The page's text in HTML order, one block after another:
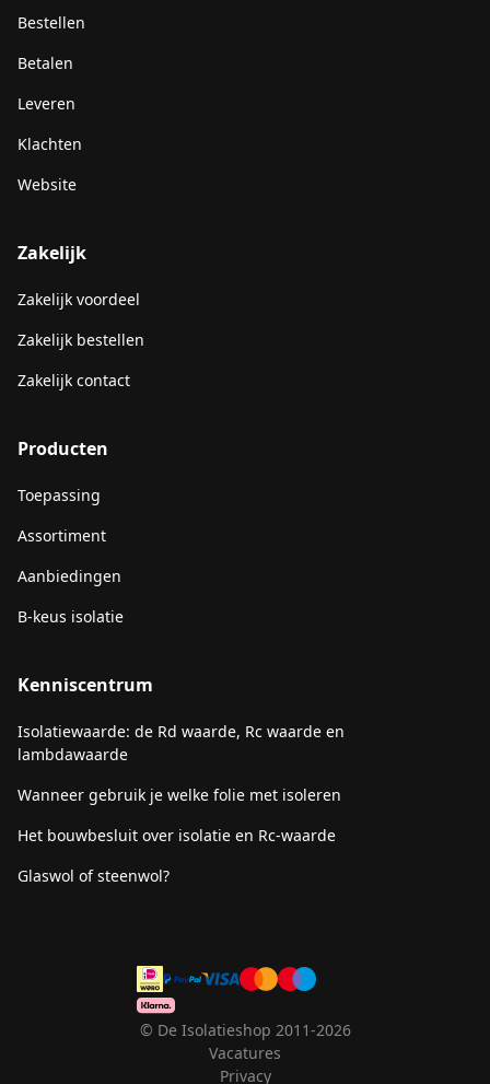
Bestellen
Betalen
Leveren
Klachten
Website
Zakelijk
Zakelijk voordeel
Zakelijk bestellen
Zakelijk contact
Producten
Toepassing
Assortiment
Aanbiedingen
B-keus isolatie
Kenniscentrum
Isolatiewaarde: de Rd waarde, Rc waarde en
lambdawaarde
Wanneer gebruik je welke folie met isoleren
Het bouwbesluit over isolatie en Rc-waarde
Glaswol of steenwol?
© De Isolatieshop 2011-2026
Vacatures
Privacy